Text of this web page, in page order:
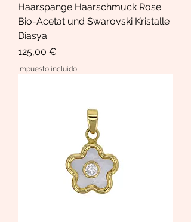
Haarspange Haarschmuck Rose
Bio-Acetat und Swarovski Kristalle
Diasya
Precio
125,00 €
Impuesto incluido